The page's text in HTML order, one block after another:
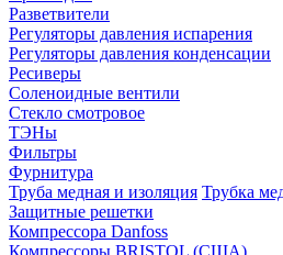
Разветвители
Регуляторы давления испарения
Регуляторы давления конденсации
Ресиверы
Соленоидные вентили
Стекло смотровое
ТЭНы
Фильтры
Фурнитура
Труба медная и изоляция Трубка
Защитные решетки
Компрессора Danfoss
Компрессоры BRISTOL (США)